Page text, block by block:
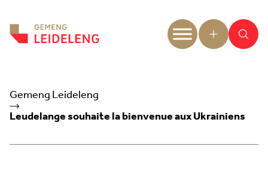
Gemeng Leideleng
Leudelange souhaite la bienvenue aux Ukrainiens